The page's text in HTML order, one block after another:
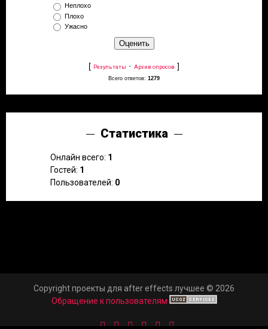
Неплохо
Плохо
Ужасно
[ Результаты · Архив опросов ]
Всего ответов: 1279
Статистика
Онлайн всего: 1
Гостей: 1
Пользователей: 0
Copyright проекты для after effects лучшее © 2026
Обращение к пользователям